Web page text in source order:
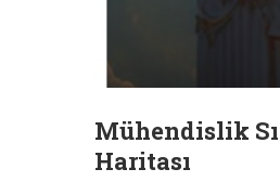
Mühendislik
Haritası